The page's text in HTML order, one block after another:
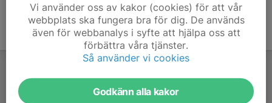
Vi använder oss av kakor (cookies) för att vår
webbplats ska fungera bra för dig. De används
även för webbanalys i syfte att hjälpa oss att
förbättra våra tjänster.
Så använder vi cookies
Godkänn alla kakor